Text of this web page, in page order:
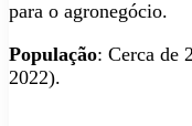
para o agronegócio.
População: Cerca de
2022).